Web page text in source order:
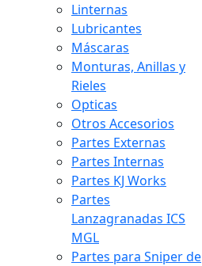
Linternas
Lubricantes
Máscaras
Monturas, Anillas y
Rieles
Opticas
Otros Accesorios
Partes Externas
Partes Internas
Partes KJ Works
Partes
Lanzagranadas ICS
MGL
Partes para Sniper de